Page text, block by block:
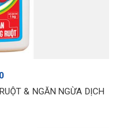
& NGĂN NGỪA DỊCH